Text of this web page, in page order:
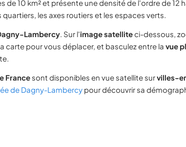
de 10 km² et présente une densité de l'ordre de 12
les axes routiers et les espaces verts.
Lambercy. Sur l'image satelliteci-dessous,
carte pour vous déplacer, et basculez entre la vue
France sont disponibles en vue satellite survilles-
de Dagny-Lambercy pour découvrir sa